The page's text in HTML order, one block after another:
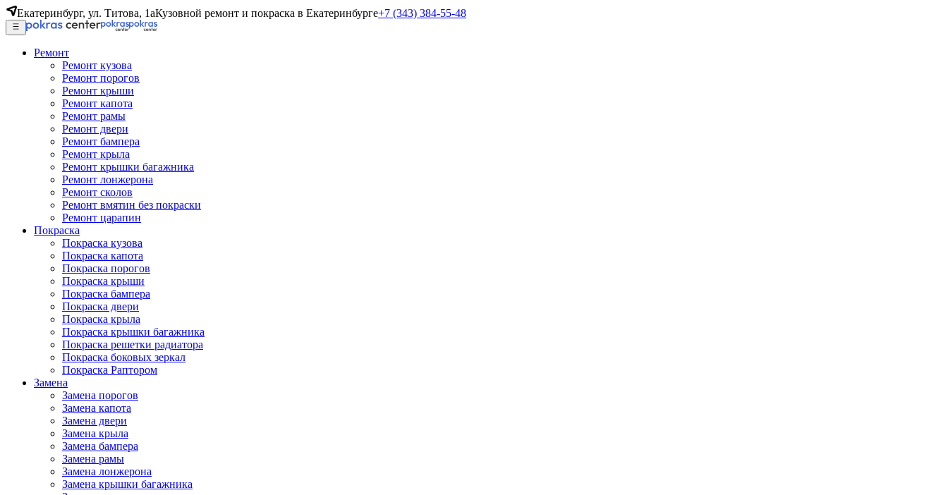
Екатеринбург, ул. Титова, 1аКузовной ремонт и покраска в Екатеринбурге+7 (343) 384-55-48
Ремонт
Ремонт кузова
Ремонт порогов
Ремонт крыши
Ремонт капота
Ремонт рамы
Ремонт двери
Ремонт бампера
Ремонт крыла
Ремонт крышки багажника
Ремонт лонжерона
Ремонт сколов
Ремонт вмятин без покраски
Ремонт царапин
Покраска
Покраска кузова
Покраска капота
Покраска порогов
Покраска крыши
Покраска бампера
Покраска двери
Покраска крыла
Покраска крышки багажника
Покраска решетки радиатора
Покраска боковых зеркал
Покраска Раптором
Замена
Замена порогов
Замена капота
Замена двери
Замена крыла
Замена бампера
Замена рамы
Замена лонжерона
Замена крышки багажника